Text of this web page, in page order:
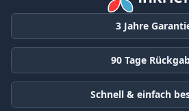
3 Jahre
90 Tage
Schnell & einfach